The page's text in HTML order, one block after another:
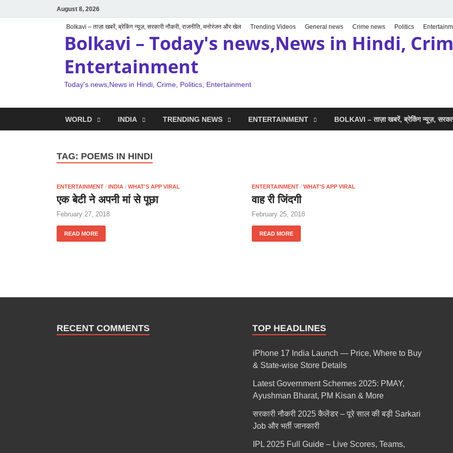
August 8, 2026
Bolkavi – ताज़ा खबरें, ब्रेकिंग न्यूज़, सरकारी नौकरी, राजनीति, मनोरंजन और खेल Trending Videos General news Crime news Politics
Bolkavi – Today's news,News in Hindi,
Entertainment
Today's news,News in Hindi, Crime, Politics, Entertainment
WORLD INDIA TRENDING NEWS ENTERTAINMENT BOLKAVI – ताज़ा खबरें, ब्रेकिंग न्यूज़,
TAG: POEMS IN HINDI
ENTERTAINMENT / INDIA / WHAT'S APP VIRAL
एक बेटी ने अपनी मां से पूछा
February 27, 2018
READ MORE
ENTERTAINMENT / WHAT'S APP VIRAL
वाह री जिंदगी
February 25, 2018
READ MORE
RECENT COMMENTS TOP HEADLINES
iPhone 17 India Launch — Price, Where to Buy
& State-wise Store Details
Latest Government Schemes 2025: PMAY,
Ayushman Bharat, PM Kisan & More
सरकारी नौकरी 2025 कैलेंडर – पूरे साल की बड़ी Sarkari
Job और भर्ती जानकारी
IPL 2025 Full Guide – Live Scores, Teams,